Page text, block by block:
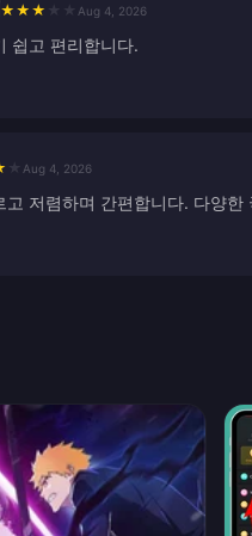
★ ★ ★ Aug 4, 2026
쉽고 편리합니다.
Aug 4, 2026
고 저렴하며 간편합니다. 다양